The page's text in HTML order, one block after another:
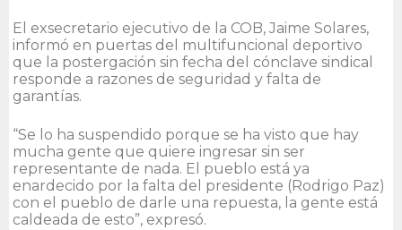
El exsecretario ejecutivo de la COB, Jaime Solares,
informó en puertas del multifuncional deportivo
que la postergación sin fecha del cónclave sindical
responde a razones de seguridad y falta de
garantías.
“Se lo ha suspendido porque se ha visto que hay
mucha gente que quiere ingresar sin ser
representante de nada. El pueblo está ya
enardecido por la falta del presidente (Rodrigo Paz)
con el pueblo de darle una repuesta, la gente está
caldeada de esto”, expresó.